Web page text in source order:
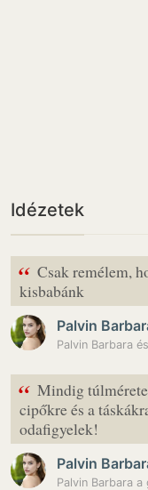
Idézetek
“ Csak remélem,
kisbabánk
Palvin
Palvin Barbara
“ Mindig
cipőkre és a
odafigyelek!
Palvin
Palvin Barbara